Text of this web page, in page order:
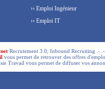
›› Emploi Ingénieur
›› Emploi IT
Recrutement 3.0, Inbound Recruiting .-
vous permet de retrouver des offres
Travail vous permet de diffuser vos